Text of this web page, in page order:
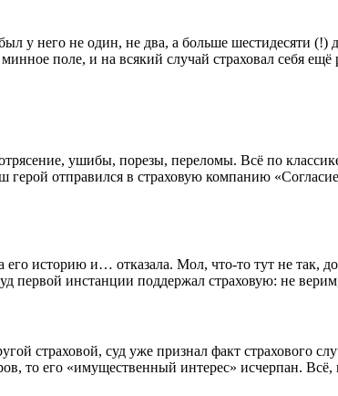
не один, не два, а больше шестидесяти (!)
поле, и на всякий случай страховал себя ещё
ушибы, порезы, переломы. Всё по
отправился в страховую компанию
историю и… отказала. Мол, что-то тут не так,
первой инстанции поддержал страховую: не
страховой, суд уже признал факт страхового
то его «имущественный интерес» исчерпан. Всё,